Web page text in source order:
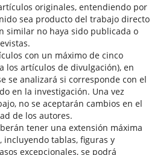
originales, entendiendo por
sea producto del trabajo directo
similar no haya sido publicada o
con un máximo de cinco
los artículos de divulgación), en
se analizará si corresponde con el
en la investigación. Una vez
no se aceptarán cambios en el
de los autores.
tener una extensión máxima
incluyendo tablas, figuras y
excepcionales, se podrá